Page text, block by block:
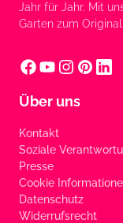
Jahr für Jahr. Mit
Garten zum Original.
Über uns
Kontakt
Soziale
Presse
Cookie
Datenschutz
Widerrufsrecht